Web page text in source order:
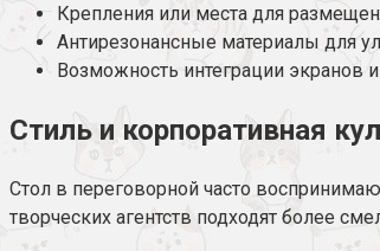
Крепления или места для
Антирезонансные материалы для
Возможность интеграции экранов
Стиль и корпоративная
Стол в переговорной часто
творческих агентств подходят более